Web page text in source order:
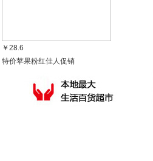
￥28.6
特价苹果粉红佳人促销